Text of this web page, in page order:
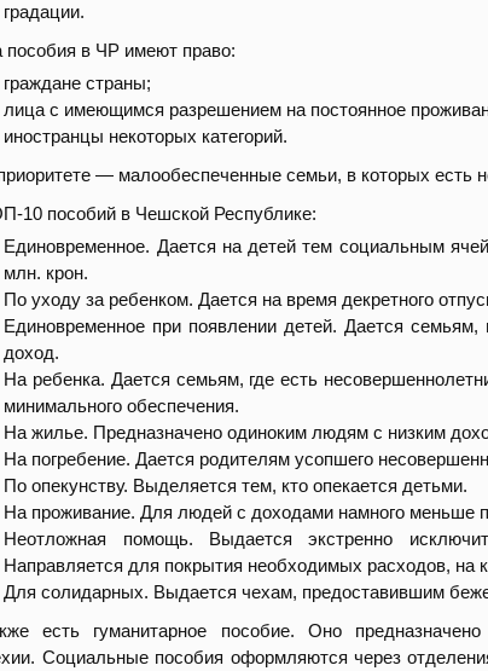
градации.
пособия в ЧР имеют право:
граждане страны;
лица с имеющимся разрешением на постоянное
иностранцы некоторых категорий.
— малообеспеченные семьи, в которых есть
10 пособий в Чешской Республике:
Единовременное. Дается на детей тем социальным
млн. крон.
По уходу за ребенком.Дается на время декретного
Единовременное при появлении детей. Дается
доход.
На ребенка. Дается семьям, где есть
минимального обеспечения.
На жилье. Предназначено одиноким людям с низким
На погребение. Дается родителям усопшего
По опекунству. Выделяется тем, кто опекается детьми.
На проживание. Для людей с доходами намного меньше
Неотложная помощь. Выдается экстренно
Направляется для покрытия необходимых расходов, на
Для солидарных. Выдается чехам, предоставившим
есть гуманитарное пособие. Оно
Социальные пособия оформляются через